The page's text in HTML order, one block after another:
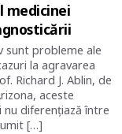
medicinei
sunt probleme ale
la agravarea
Richard J. Ablin, de
aceste
nu diferențiază între
[…]